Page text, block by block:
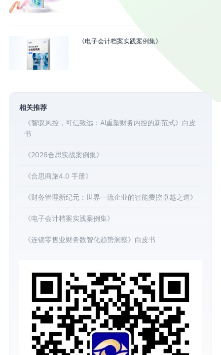
《电子会计档案实践案例集》
相关推荐
《智驭风控，可信致远：Al重塑财务内控的新范式》白皮
书
《2026合思实战案例集》
《合思商旅4.0 手册》
《财务管理新纪元：世界一流企业的智能费控卓越之道》
《电子会计档案实践案例集》
《连锁零售业财务数智化趋势洞察》白皮书